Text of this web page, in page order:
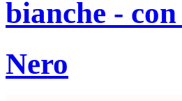
bianche -
Nero